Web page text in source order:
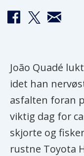
João Quadé
idet han
asfalten foran
viktig dag for
skjorte og
rustne Toyota